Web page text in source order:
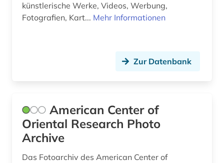
geschichte 1552-1802 (1)
geschichte 1914-1974 (1)
geschichte 1931-2000 (1)
geschichte 1941-1 (1)
geschichte 3350 v.chr.-400 v.chr. (1)
künstlerische Werke, Videos, Werbung,
Fotografien, Kart... Mehr Informationen
Zur Datenbank
American Center of
Oriental Research Photo
Archive
Das Fotoarchiv des American Center of